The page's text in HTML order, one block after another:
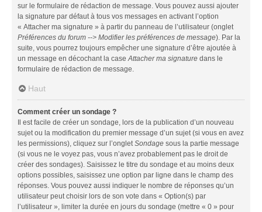
sur le formulaire de rédaction de message. Vous pouvez aussi ajouter
la signature par défaut à tous vos messages en activant l’option
« Attacher ma signature » à partir du panneau de l’utilisateur (onglet
Préférences du forum --> Modifier les préférences de message). Par la
suite, vous pourrez toujours empêcher une signature d’être ajoutée à
un message en décochant la caseAttacher ma signature dans le
formulaire de rédaction de message.
Haut
Comment créer un sondage ?
Il est facile de créer un sondage, lors de la publication d’un nouveau
sujet ou la modification du premier message d’un sujet (si vous en avez
les permissions), cliquez sur l’ongletSondage sous la partie message
(si vous ne le voyez pas, vous n’avez probablement pas le droit de
créer des sondages). Saisissez le titre du sondage et au moins deux
options possibles, saisissez une option par ligne dans le champ des
réponses. Vous pouvez aussi indiquer le nombre de réponses qu’un
utilisateur peut choisir lors de son vote dans « Option(s) par
l’utilisateur », limiter la durée en jours du sondage (mettre « 0 » pour